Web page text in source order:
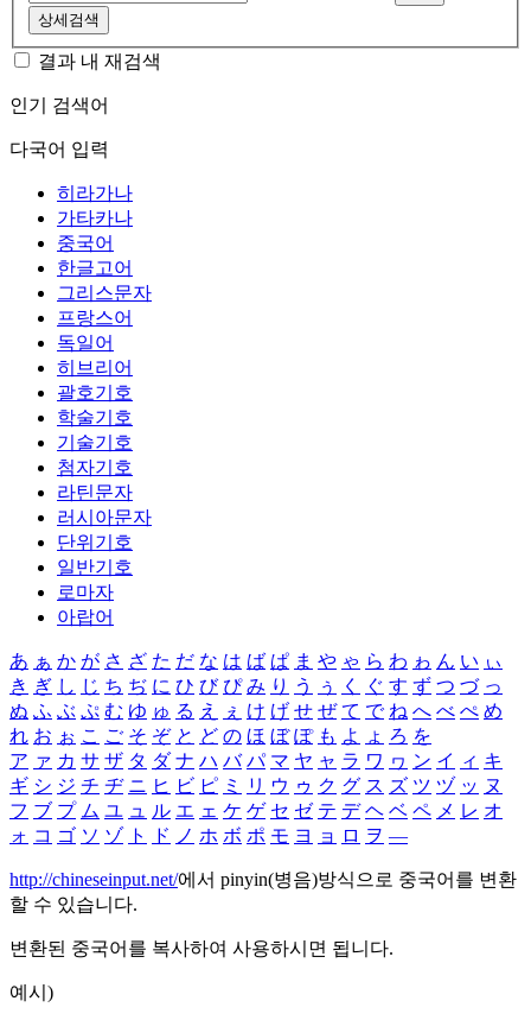
상세검색
결과 내 재검색
인기 검색어
다국어 입력
히라가나
가타카나
중국어
한글고어
그리스문자
프랑스어
독일어
히브리어
괄호기호
학술기호
기술기호
첨자기호
라틴문자
러시아문자
단위기호
일반기호
로마자
아랍어
あ ぁ か が さ ざ た だ な は ば ぱ ま や ゃ ら わ ゎ ん い ぃ
き ぎ し じ ち ぢ に ひ び ぴ み り う ぅ く ぐ す ず つ づ っ
ぬ ふ ぶ ぷ む ゆ ゅ る え ぇ け げ せ ぜ て で ね へ べ ぺ め
れ お ぉ こ ご そ ぞ と ど の ほ ぼ ぽ も よ ょ ろ を
ア ァ カ サ ザ タ ダ ナ ハ バ パ マ ヤ ャ ラ ワ ヮ ン イ ィ キ
ギ シ ジ チ ヂ ニ ヒ ビ ピ ミ リ ウ ゥ ク グ ス ズ ツ ヅ ッ ヌ
フ ブ プ ム ユ ュ ル エ ェ ケ ゲ セ ゼ テ デ ヘ ベ ペ メ レ オ
ォ コ ゴ ソ ゾ ト ド ノ ホ ボ ポ モ ヨ ョ ロ ヲ ―
http://chineseinput.net/에서 pinyin(병음)방식으로 중국어를 변환
할 수 있습니다.
변환된 중국어를 복사하여 사용하시면 됩니다.
예시)